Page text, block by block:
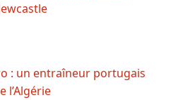
: un entraîneur portugais
l’Algérie